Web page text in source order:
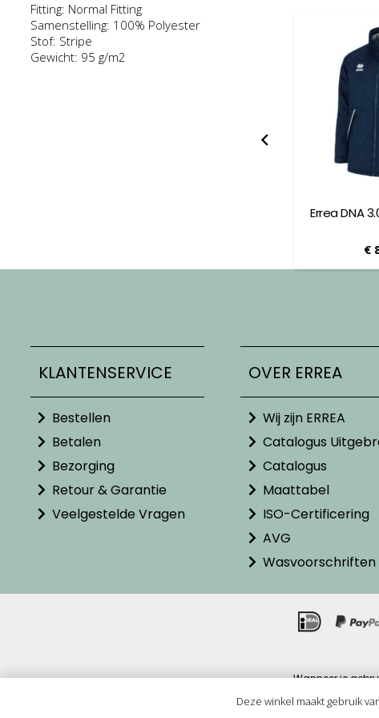
Fitting: Normal Fitting
Samenstelling: 100% Polyester
Stof: Stripe
Gewicht: 95 g/m2
Errea DNA
€
KLANTENSERVICE
Bestellen
Betalen
Bezorging
Retour & Garantie
Veelgestelde Vragen
OVER ERREA
Wij zijn ERREA
Catalogus
Catalogus
Maattabel
ISO-Certificering
AVG
Wasvoorschriften
Wanneer je
Deze winkel maakt gebruik